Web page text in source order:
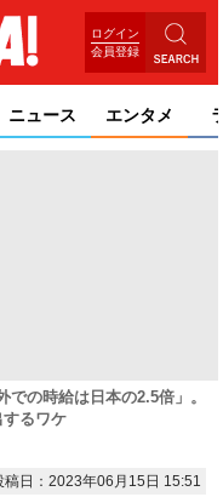
ログイン
会員登録
ニュース エンタメ
での時給は日本の2.5倍」。
るワケ
稿日：2023年06月15日 15:51